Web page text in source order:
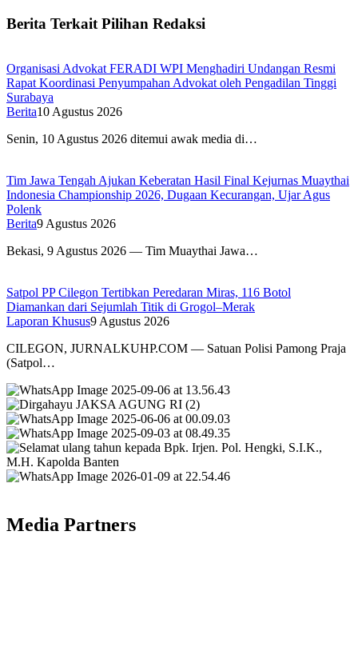
Berita Terkait Pilihan Redaksi
Organisasi Advokat FERADI WPI Menghadiri Undangan Resmi
Rapat Koordinasi Penyumpahan Advokat oleh Pengadilan Tinggi
Surabaya
Berita10 Agustus 2026
Senin, 10 Agustus 2026 ditemui awak media di…
Tim Jawa Tengah Ajukan Keberatan Hasil Final Kejurnas Muaythai
Indonesia Championship 2026, Dugaan Kecurangan, Ujar Agus
Polenk
Berita9 Agustus 2026
Bekasi, 9 Agustus 2026 — Tim Muaythai Jawa…
Satpol PP Cilegon Tertibkan Peredaran Miras, 116 Botol
Diamankan dari Sejumlah Titik di Grogol–Merak
Laporan Khusus9 Agustus 2026
CILEGON, JURNALKUHP.COM — Satuan Polisi Pamong Praja
(Satpol…
Media Partners